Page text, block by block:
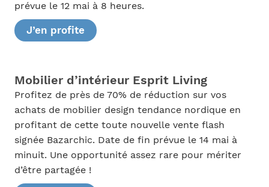
prévue le 12 mai à 8 heures.
J’en profite
Mobilier d’intérieur Esprit Living
Profitez de près de 70% de réduction sur vos
achats de mobilier design tendance nordique en
profitant de cette toute nouvelle vente flash
signée Bazarchic. Date de fin prévue le 14 mai à
minuit. Une opportunité assez rare pour mériter
d’être partagée !